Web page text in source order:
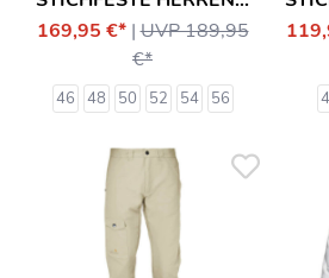
169,95 €* |UVP 189,95
€*
46 48 50 52 54 56